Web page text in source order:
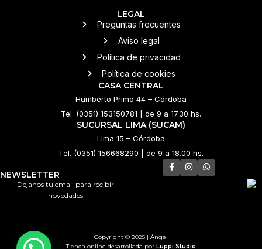
LEGAL
Preguntas frecuentes
Aviso legal
Política de privacidad
Política de cookies
CASA CENTRAL
Humberto Primo 44 – Córdoba
Tel. (0351) 153150781 | de 9 a 17.30 hs.
SUCURSAL LIMA (SUCAM)
Lima 15 – Córdoba
Tel. (0351) 156668290 | de 9 a 18.00 hs.
NEWSLETTER
Dejanos tu email para recibir
novedades
Tienda online desarrollada por Luppi Studio
Copyright © 2025 | Ángel